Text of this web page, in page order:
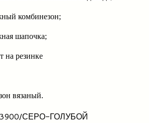
комбинезон;
шапочка;
на резинке
вязаный.
СЕРО-ГОЛУБОЙ